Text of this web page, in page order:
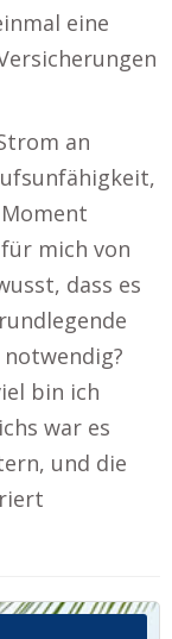
eine
an
mich von
dass es
bin ich
war es
und die